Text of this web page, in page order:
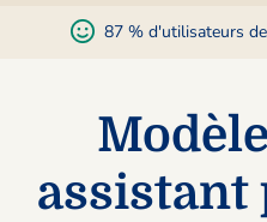
87 % d'utilisateurs
assistant